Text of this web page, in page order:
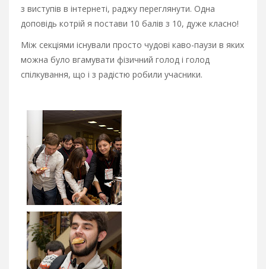
з виступів в інтернеті, раджу переглянути. Одна
доповідь котрій я постави 10 балів з 10, дуже класно!
Між секціями існували просто чудові каво-паузи в яких
можна було вгамувати фізичний голод і голод
спілкування, що і з радістю робили учасники.